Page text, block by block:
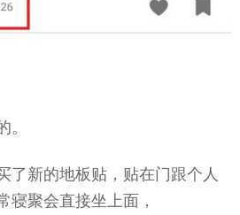
了新的地板贴，贴在门跟个人
寝聚会直接坐上面，